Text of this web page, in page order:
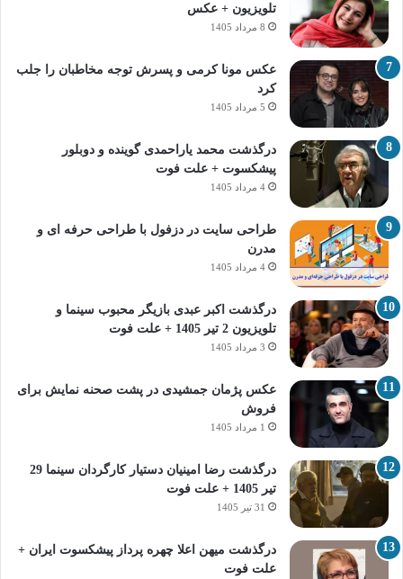
تلویزیون + عکس
8 مرداد 1405
عکس مونا کرمی و پسرش توجه مخاطبان را جلب
کرد
5 مرداد 1405
درگذشت محمد یاراحمدی گوینده و دوبلور
پیشکسوت + علت فوت
4 مرداد 1405
طراحی سایت در دزفول با طراحی حرفه‌ ای و
مدرن
4 مرداد 1405
درگذشت اکبر عبدی بازیگر محبوب سینما و
تلویزیون 2 تیر 1405 + علت فوت
3 مرداد 1405
عکس پژمان جمشیدی در پشت صحنه نمایش برای
فروش
1 مرداد 1405
درگذشت رضا امینیان دستیار کارگردان سینما 29
تیر 1405 + علت فوت
31 تیر 1405
درگذشت میهن اعلا چهره پرداز پیشکسوت ایران +
علت فوت